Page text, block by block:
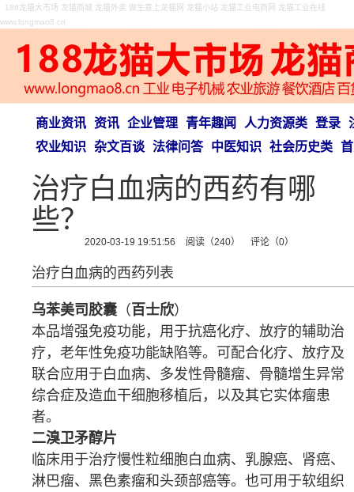
188龙猫大市场 龙猫商城 龙猫外卖 做生意上龙猫网 龙猫小站 龙猫工业电商网 龙猫工业在线
www.longmao8.cn
商业资讯 资讯 企业管理 青年趣闻 人力资源类 登录
农业知识
杂文百谈 法律问答 中医知识 社会历史类
治疗白血病的西药有哪
些？
2020-03-19 19:51:56 阅读（240） 评论（0）
治疗白血病的西药列表
乌苯美司胶囊 （百士欣）
本品增强免疫功能，用于抗癌化疗、 放疗的辅助治
疗，老年性免疫功能缺陷等。可配合化疗、放疗及
联合应用于白血病、 多发性骨髓瘤、 骨髓增生异常
综合症及造血干细胞移植后，以及其它实体瘤患
者。
二溴卫矛醇片
临床用于治疗慢性粒细胞白血病、 乳腺癌、 肾癌、
淋巴瘤、 黑色素瘤和头颈部癌等。也可用于软组织